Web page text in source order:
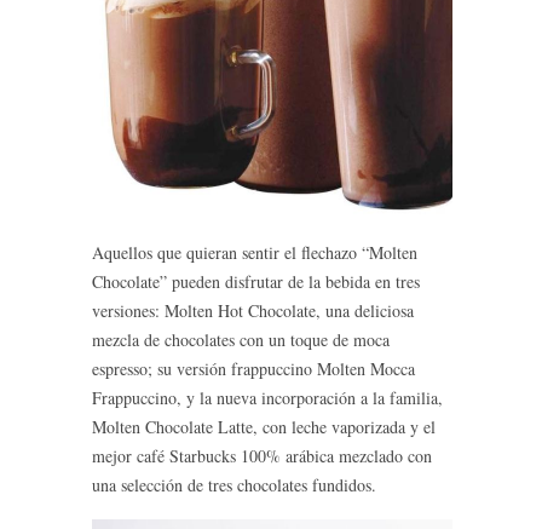
Aquellos que quieran sentir el flechazo “Molten
Chocolate” pueden disfrutar de la bebida en tres
versiones: Molten Hot Chocolate, una deliciosa
mezcla de chocolates con un toque de moca
espresso; su versión frappuccino Molten Mocca
Frappuccino, y la nueva incorporación a la familia,
Molten Chocolate Latte, con leche vaporizada y el
mejor café Starbucks 100% arábica mezclado con
una selección de tres chocolates fundidos.